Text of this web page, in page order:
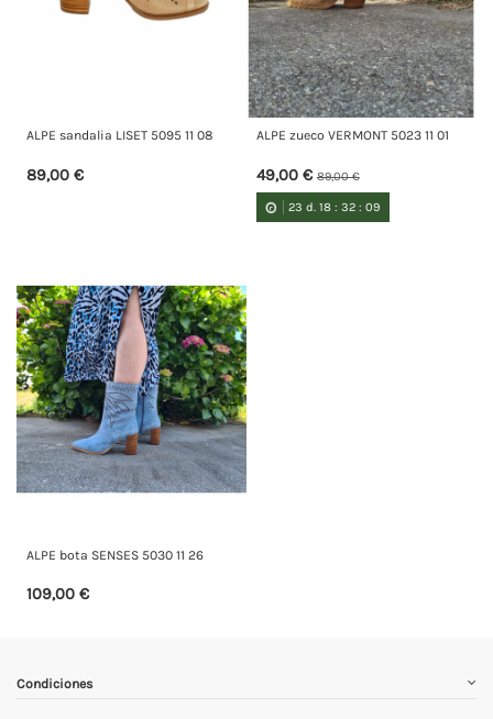
ALPE sandalia LISET 5095 11 08
89,00 €
ALPE zueco VERMONT 5023 11 01
49,00 €89,00 €
23 d. 18 :32 :08
ALPE bota SENSES 5030 11 26
109,00 €
Condiciones